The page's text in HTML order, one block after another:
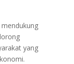
yang